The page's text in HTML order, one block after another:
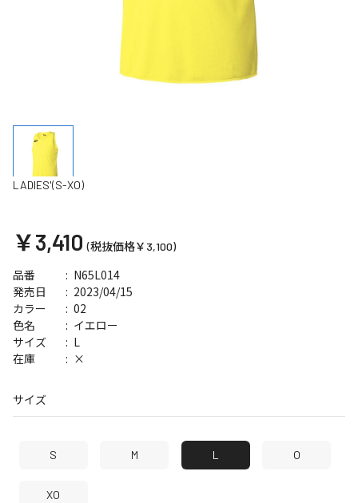
LADIES'(S-XO)
￥3,410 (税抜価格￥3,100)
品番 N65L014
発売日 2023/04/15
サイズ L
カラー 02
在庫 ×
色名 イエロー
サイズ
S M L O
XO